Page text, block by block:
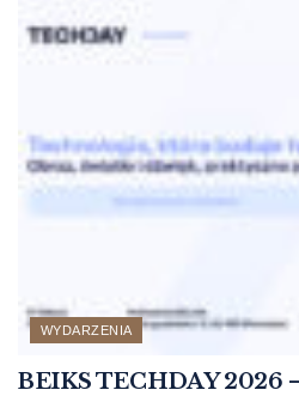
WYDARZENIA
BEIKS TECHDAY 2026